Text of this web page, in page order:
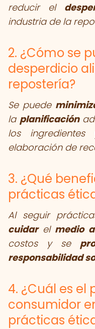
reducir el
industria de la
2. ¿Cómo se
desperdicio
repostería?
Se puede
la planificación
los
elaboración de
3. ¿Qué
prácticas
Al seguir
cuidarel medio
costos y se
responsabilidad
4. ¿Cuál es el
consumidor
prácticas